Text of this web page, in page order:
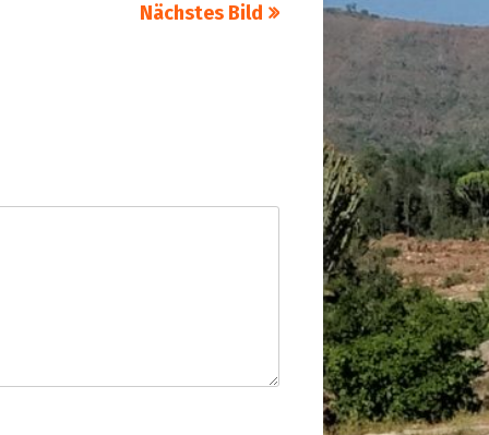
Nächstes Bild